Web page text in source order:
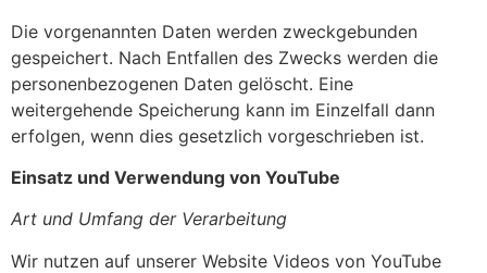
Die vorgenannten Daten werden zweckgebunden
gespeichert. Nach Entfallen des Zwecks werden die
personenbezogenen Daten gelöscht. Eine
weitergehende Speicherung kann im Einzelfall dann
erfolgen, wenn dies gesetzlich vorgeschrieben ist.
Einsatz und Verwendung von YouTube
Art und Umfang der Verarbeitung
Wir nutzen auf unserer Website Videos von YouTube